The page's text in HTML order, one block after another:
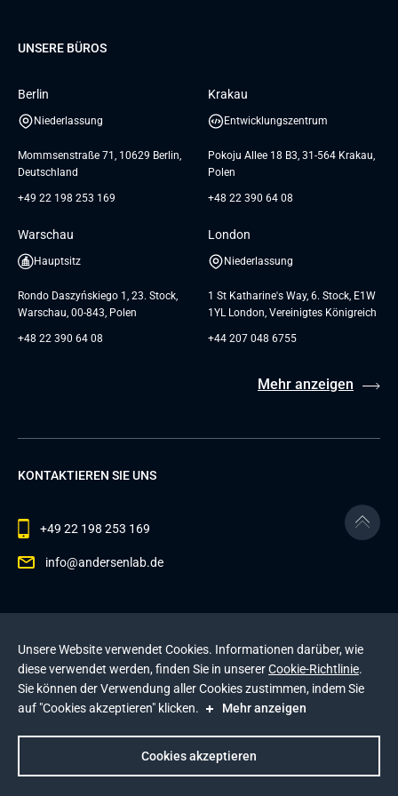
Elanders
Karriere
GTC for Consultancy services of
Andersen Germany GmbH
UNSERE BÜROS
Berlin
Niederlassung
Mommsenstraße 71, 10629 Berlin,
Deutschland
+49 22 198 253 169
Krakau
Entwicklungszentrum
Pokoju Allee 18 B3, 31-564 Krakau,
Polen
+48 22 390 64 08
Warschau
Hauptsitz
Rondo Daszyńskiego 1, 23. Stock,
Warschau, 00-843, Polen
+48 22 390 64 08
London
Niederlassung
1 St Katharine's Way, 6. Stock, E1W
1YL London, Vereinigtes Königreich
+44 207 048 6755
Mehr anzeigen
KONTAKTIEREN SIE UNS
+49 22 198 253 169
info@andersenlab.de
Datenschutzerklärungund dieCookie-Richtlinie .
Diese Website wird durch reCAPTCHA geschützt. Es
gelten die Datenschutzerklärungund die
Nutzungsbedingungen von Google.
Impressum
Unsere Website verwendet Cookies. Informationen darüber, wie
diese verwendet werden, finden Sie in unsererCookie-Richtlinie.
Sie können der Verwendung aller Cookies zustimmen, indem Sie
auf "Cookies akzeptieren" klicken.
Mehr anzeigen
Cookies akzeptieren